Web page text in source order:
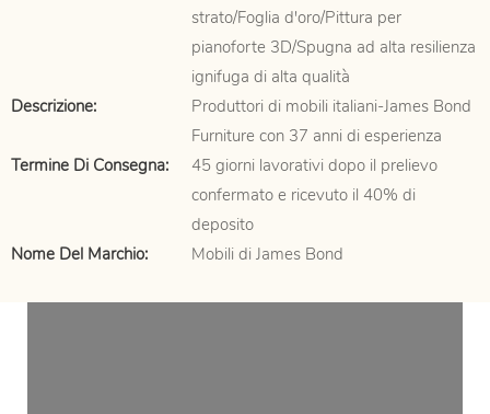
strato/Foglia d'oro/Pittura per
pianoforte 3D/Spugna ad alta resilienza
ignifuga di alta qualità
Descrizione:
Produttori di mobili italiani-James Bond
Furniture con 37 anni di esperienza
Termine Di Consegna:
45 giorni lavorativi dopo il prelievo
confermato e ricevuto il 40% di
deposito
Nome Del Marchio:
Mobili di James Bond